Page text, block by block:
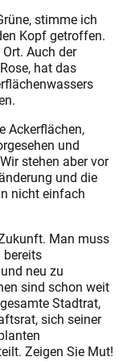
stimme ich
Kopf getroffen.
Auch der
hat das
Ackerflächen,
und
stehen aber vor
und die
nicht einfach
Man muss
bereits
neu zu
sind schon weit
Stadtrat,
sich seiner
Zeigen Sie Mut!